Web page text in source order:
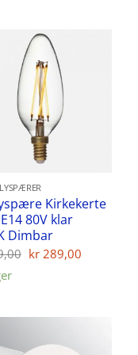
Kirkekerte
80V klar
Dimbar
Opprinnelig
kr 289,00